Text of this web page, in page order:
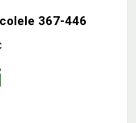
367-446